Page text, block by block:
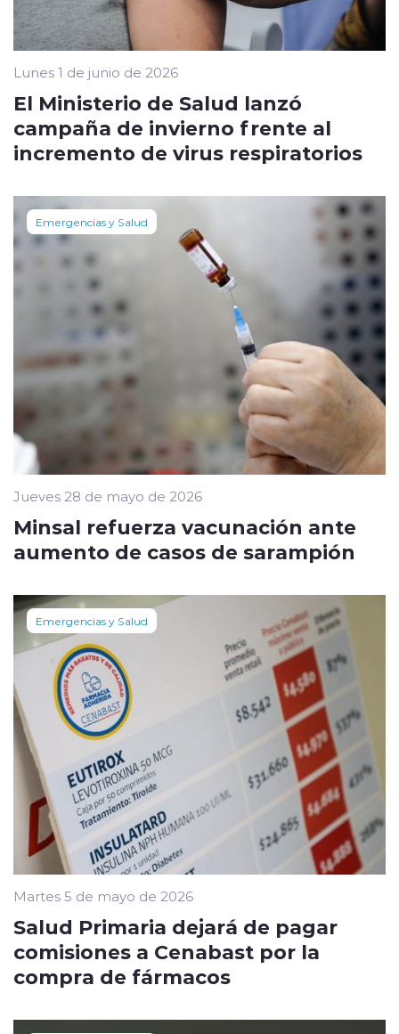
Lunes 1 de junio de 2026
El Ministerio de Salud lanzó
campaña de invierno frente al
incremento de virus respiratorios
Emergencias y Salud
Jueves 28 de mayo de 2026
Minsal refuerza vacunación ante
aumento de casos de sarampión
Emergencias y Salud
Martes 5 de mayo de 2026
Salud Primaria dejará de pagar
comisiones a Cenabast por la
compra de fármacos